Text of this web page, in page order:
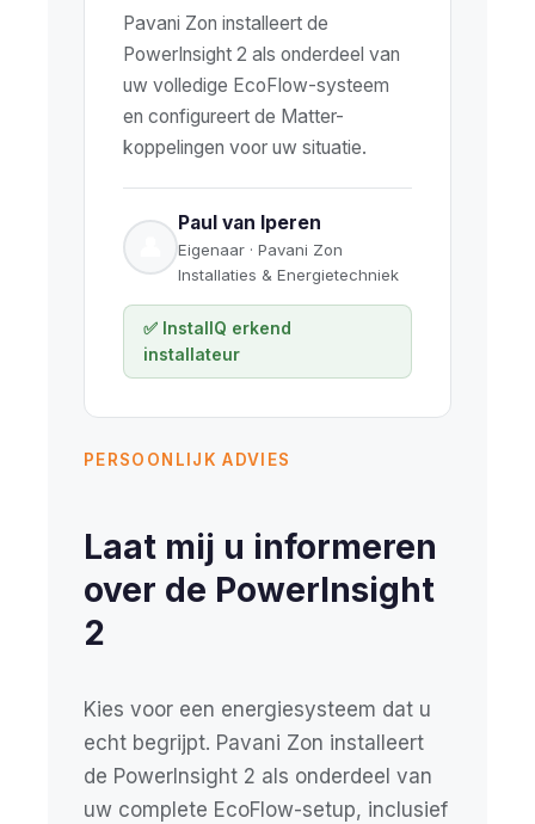
Pavani Zon installeert de
PowerInsight 2 als onderdeel van
uw volledige EcoFlow-systeem
en configureert de Matter-
koppelingen voor uw situatie.
Paul van Iperen
Eigenaar · Pavani Zon
Installaties & Energietechniek
✅ InstallQ erkend
installateur
PERSOONLIJK ADVIES
Laat mij u informeren
over de PowerInsight
2
Kies voor een energiesysteem dat u
echt begrijpt. Pavani Zon installeert
de PowerInsight 2 als onderdeel van
uw complete EcoFlow-setup, inclusief